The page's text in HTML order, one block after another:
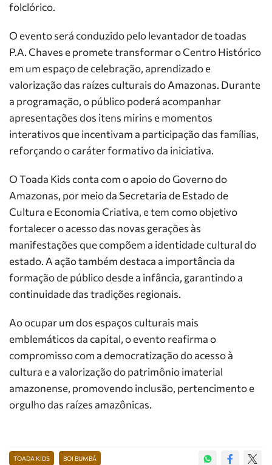
folclórico.
O evento será conduzido pelo levantador de toadas
P.A. Chaves e promete transformar o Centro Histórico
em um espaço de celebração, aprendizado e
valorização das raízes culturais do Amazonas. Durante
a programação, o público poderá acompanhar
apresentações dos itens mirins e momentos
interativos que incentivam a participação das famílias,
reforçando o caráter formativo da iniciativa.
O Toada Kids conta com o apoio do Governo do
Amazonas, por meio da Secretaria de Estado de
Cultura e Economia Criativa, e tem como objetivo
fortalecer o acesso das novas gerações às
manifestações que compõem a identidade cultural do
estado. A ação também destaca a importância da
formação de público desde a infância, garantindo a
continuidade das tradições regionais.
Ao ocupar um dos espaços culturais mais
emblemáticos da capital, o evento reafirma o
compromisso com a democratização do acesso à
cultura e a valorização do patrimônio imaterial
amazonense, promovendo inclusão, pertencimento e
orgulho das raízes amazônicas.
TOADA KIDS BOI BUMBÁ